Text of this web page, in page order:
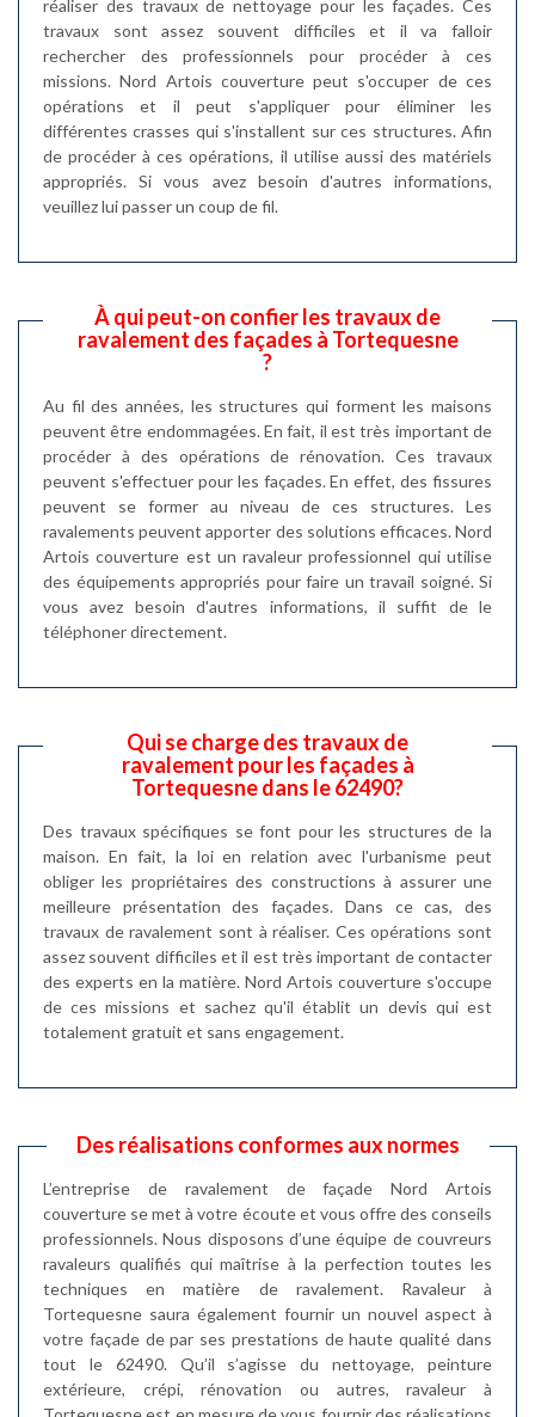
réaliser des travaux de nettoyage pour les façades. Ces
travaux sont assez souvent difficiles et il va falloir
rechercher des professionnels pour procéder à ces
missions. Nord Artois couverture peut s'occuper de ces
opérations et il peut s'appliquer pour éliminer les
différentes crasses qui s'installent sur ces structures. Afin
de procéder à ces opérations, il utilise aussi des matériels
appropriés. Si vous avez besoin d'autres informations,
veuillez lui passer un coup de fil.
À qui peut-on confier les travaux de
ravalement des façades à Tortequesne
?
Au fil des années, les structures qui forment les maisons
peuvent être endommagées. En fait, il est très important de
procéder à des opérations de rénovation. Ces travaux
peuvent s'effectuer pour les façades. En effet, des fissures
peuvent se former au niveau de ces structures. Les
ravalements peuvent apporter des solutions efficaces. Nord
Artois couverture est un ravaleur professionnel qui utilise
des équipements appropriés pour faire un travail soigné. Si
vous avez besoin d'autres informations, il suffit de le
téléphoner directement.
Qui se charge des travaux de
ravalement pour les façades à
Tortequesne dans le 62490?
Des travaux spécifiques se font pour les structures de la
maison. En fait, la loi en relation avec l'urbanisme peut
obliger les propriétaires des constructions à assurer une
meilleure présentation des façades. Dans ce cas, des
travaux de ravalement sont à réaliser. Ces opérations sont
assez souvent difficiles et il est très important de contacter
des experts en la matière. Nord Artois couverture s'occupe
de ces missions et sachez qu'il établit un devis qui est
totalement gratuit et sans engagement.
Des réalisations conformes aux normes
L’entreprise de ravalement de façade Nord Artois
couverture se met à votre écoute et vous offre des conseils
professionnels. Nous disposons d’une équipe de couvreurs
ravaleurs qualifiés qui maîtrise à la perfection toutes les
techniques en matière de ravalement. Ravaleur à
Tortequesne saura également fournir un nouvel aspect à
votre façade de par ses prestations de haute qualité dans
tout le 62490. Qu’il s’agisse du nettoyage, peinture
extérieure, crépi, rénovation ou autres, ravaleur à